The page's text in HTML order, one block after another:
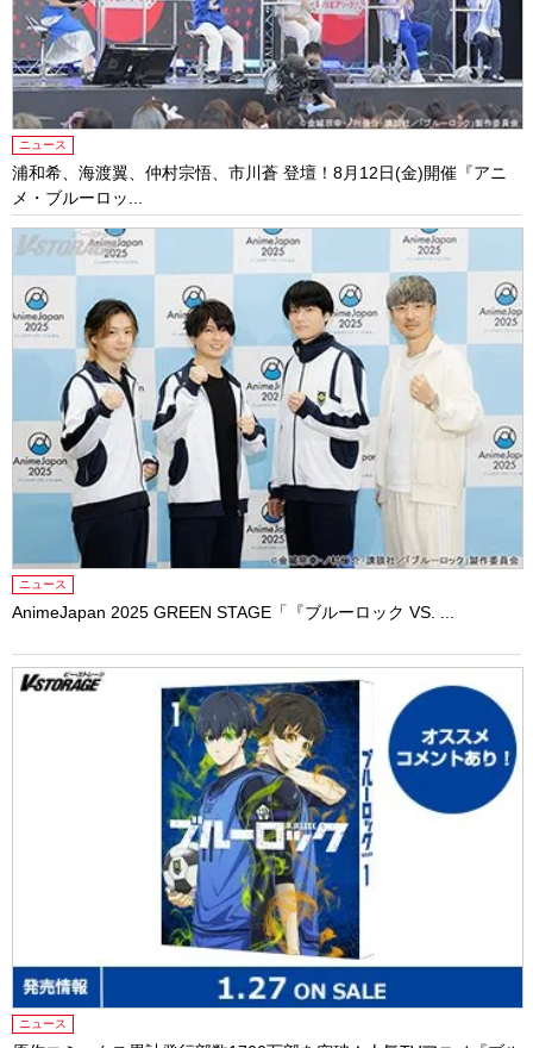
ニュース
浦和希、海渡翼、仲村宗悟、市川蒼 登壇！8月12日(金)開催『アニ
メ・ブルーロッ...
ニュース
AnimeJapan 2025 GREEN STAGE「『ブルーロック VS. ...
ニュース